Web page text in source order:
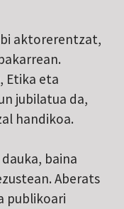
aktorerentzat,
Etika eta
jubilatua da,
handikoa.
baina
Aberats
publikoari